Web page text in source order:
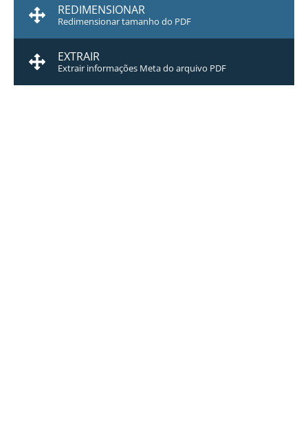
REDIMENSIONAR
Redimensionar tamanho do PDF
EXTRAIR
Extrair informações Meta do arquivo PDF